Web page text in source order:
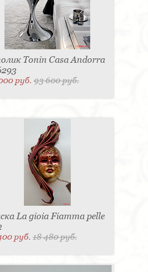
Tonin Casa Andorra
руб.93 600 руб.
La gioia Fiamma pelle
руб.18 480 руб.